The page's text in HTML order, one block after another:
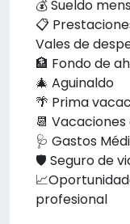
💰 Sueldo
📋
Vales de
🏦 Fondo de
🎄 Aguinaldo
🌴 Prima
📆
🩺 Gastos
🛡️ Seguro de
profesional